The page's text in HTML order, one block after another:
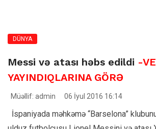
DÜNYA
Messi və atası həbs edildi -
YAYINDIQLARINA GÖRƏ
Müəllif: admin 06 İyul 2016 16:14
İspaniyada məhkəmə “Barselona”